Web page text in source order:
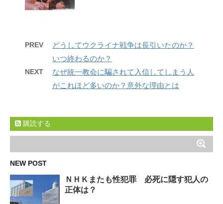
PREV
どうしてウクライナ戦争は長引いたのか？
いつ終わるのか？
NEXT
なぜ統一教会に騙されて入信してしまう人
がこれほど多いのか？意外な理由とは
購読する
NEW POST
ＮＨＫまたも性犯罪 必死に隠す犯人の
正体は？